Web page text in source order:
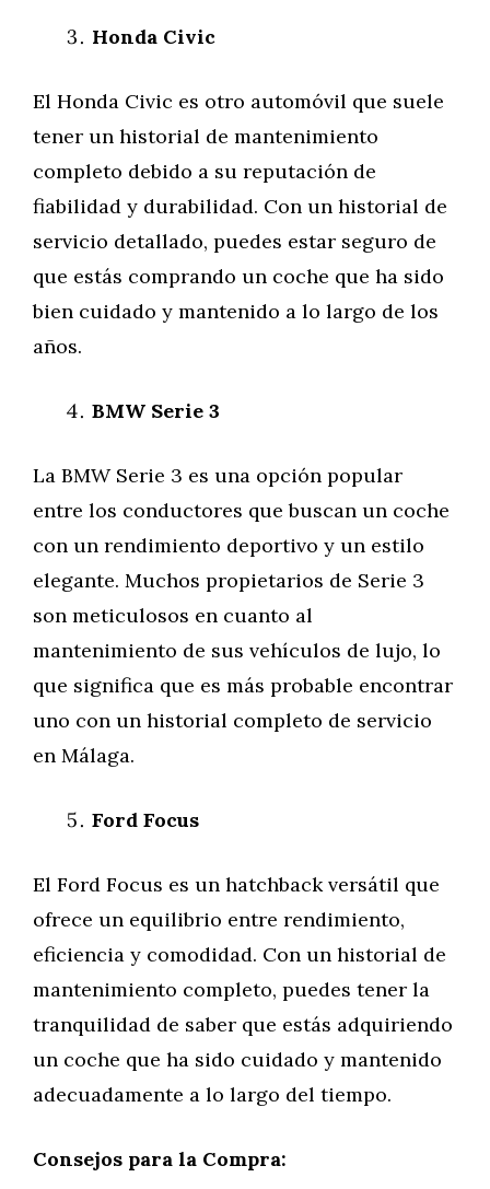
Honda Civic
El Honda Civic es otro automóvil que suele
tener un historial de mantenimiento
completo debido a su reputación de
fiabilidad y durabilidad. Con un historial de
servicio detallado, puedes estar seguro de
que estás comprando un coche que ha sido
bien cuidado y mantenido a lo largo de los
años.
BMW Serie 3
La BMW Serie 3 es una opción popular
entre los conductores que buscan un coche
con un rendimiento deportivo y un estilo
elegante. Muchos propietarios de Serie 3
son meticulosos en cuanto al
mantenimiento de sus vehículos de lujo, lo
que significa que es más probable encontrar
uno con un historial completo de servicio
en Málaga.
Ford Focus
El Ford Focus es un hatchback versátil que
ofrece un equilibrio entre rendimiento,
eficiencia y comodidad. Con un historial de
mantenimiento completo, puedes tener la
tranquilidad de saber que estás adquiriendo
un coche que ha sido cuidado y mantenido
adecuadamente a lo largo del tiempo.
Consejos para la Compra: